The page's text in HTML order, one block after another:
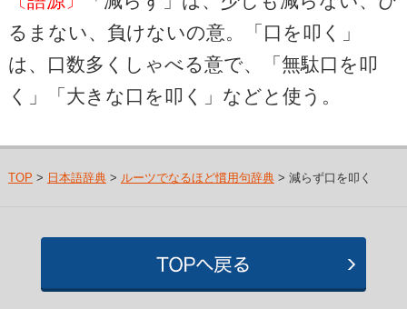
るまない、負けないの意。「口を叩く」
は、口数多くしゃべる意で、「無駄口を叩
く」「大きな口を叩く」などと使う。
TOP > 日本語辞典> ルーツでなるほど慣用句辞典> 減らず口を叩く